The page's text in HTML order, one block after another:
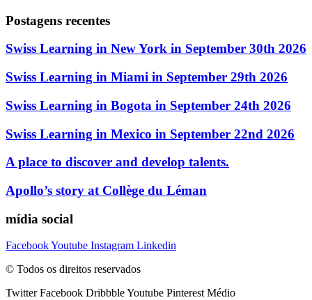
Postagens recentes
Swiss Learning in New York in September 30th 2026
Swiss Learning in Miami in September 29th 2026
Swiss Learning in Bogota in September 24th 2026
Swiss Learning in Mexico in September 22nd 2026
A place to discover and develop talents.
Apollo’s story at Collège du Léman
mídia social
FacebookYoutube Instagram Linkedin
© Todos os direitos reservados
Twitter Facebook DribbbleYoutube Pinterest Médio